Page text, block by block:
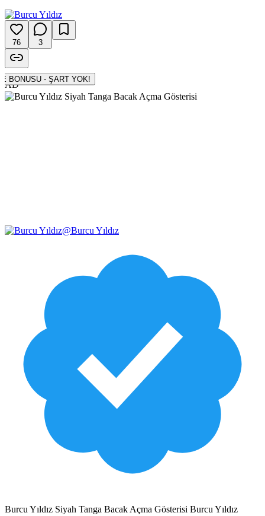
76 3
AD
500 TL DENEME BONUSU - ŞART YOK!
@Burcu Yıldız
Burcu Yıldız Siyah Tanga Bacak Açma Gösterisi Burcu Yıldız